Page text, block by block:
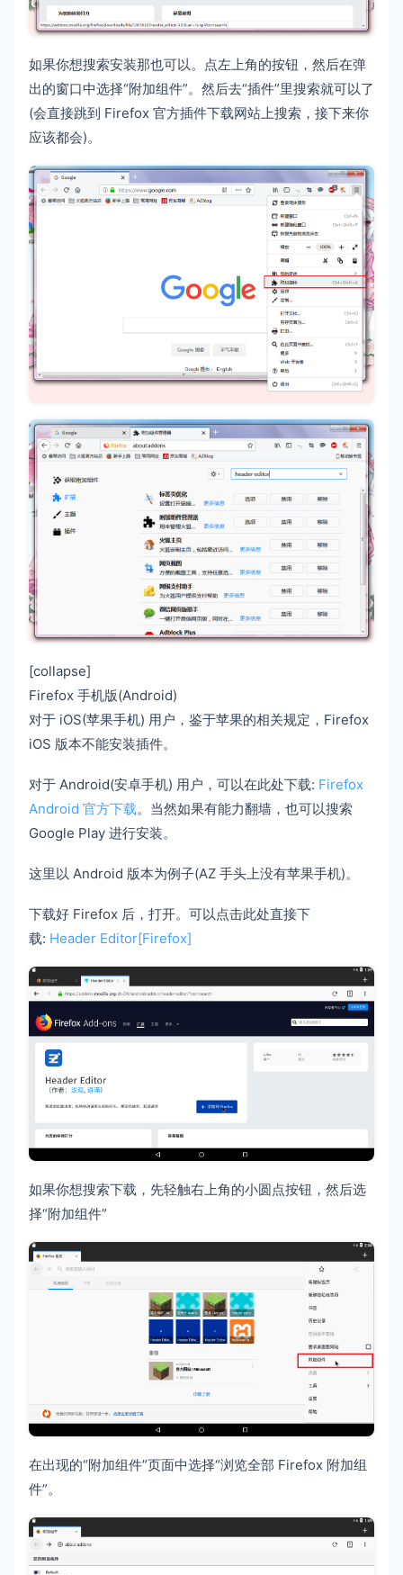
如果你想搜索安装那也可以。点左上角的按钮，然后在弹
出的窗口中选择“附加组件”。然后去“插件”里搜索就可以了
(会直接跳到 Firefox 官方插件下载网站上搜索，接下来你
应该都会)。
[collapse]
Firefox 手机版(Android)
对于 iOS(苹果手机) 用户，鉴于苹果的相关规定，Firefox
iOS 版本不能安装插件。
对于 Android(安卓手机) 用户，可以在此处下载: Firefox
Android 官方下载。当然如果有能力翻墙，也可以搜索
Google Play 进行安装。
这里以 Android 版本为例子(AZ 手头上没有苹果手机)。
下载好 Firefox 后，打开。可以点击此处直接下
载: Header Editor[Firefox]
如果你想搜索下载，先轻触右上角的小圆点按钮，然后选
择“附加组件”
在出现的“附加组件”页面中选择“浏览全部 Firefox 附加组
件”。